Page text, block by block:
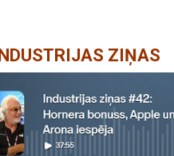
INDUSTRIJAS ZIŅAS